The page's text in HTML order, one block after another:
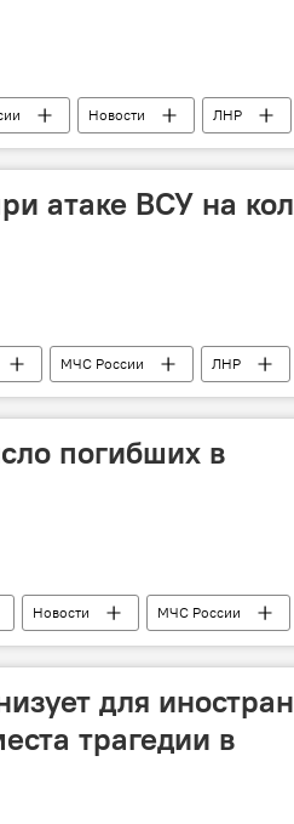
Новости ЛНР
атаке ВСУ на
МЧС России ЛНР
погибших в
Новости МЧС России
для
трагедии в